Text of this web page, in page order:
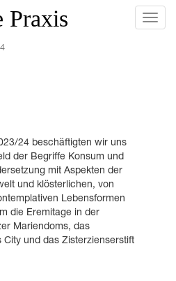
Praxis
24 beschäftigten wir uns
der Begriffe Konsum und
mit Aspekten der
und klösterlichen, von
Lebensformen
die Eremitage in der
Mariendoms, das
City und das Zisterzienserstift